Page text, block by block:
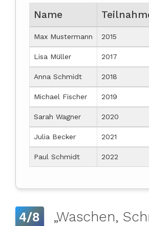
Name
Max Mustermann 2015
Lisa Müller 2017
Anna Schmidt 2018
Michael Fischer 2019
Sarah Wagner 2020
Julia Becker 2021
Paul Schmidt 2022
4/8
„Waschen,